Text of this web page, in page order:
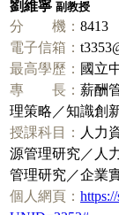
劉維寧 副教授
分 機： 8413
電子信箱：
最高學歷： 國立
專 長： 薪酬
理策略／知識創
授課科目： 人力
源管理研究／人
管理研究／企業
個人網頁：